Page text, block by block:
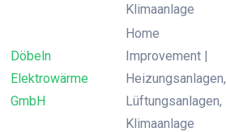
Klimaanlage
Döbeln
Elektrowärme
GmbH
Home
Improvement |
Heizungsanlagen,
Lüftungsanlagen,
Klimaanlage